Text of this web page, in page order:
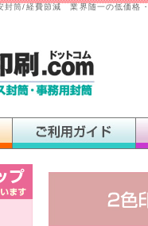
封筒/経費節減 業界随一の低価格